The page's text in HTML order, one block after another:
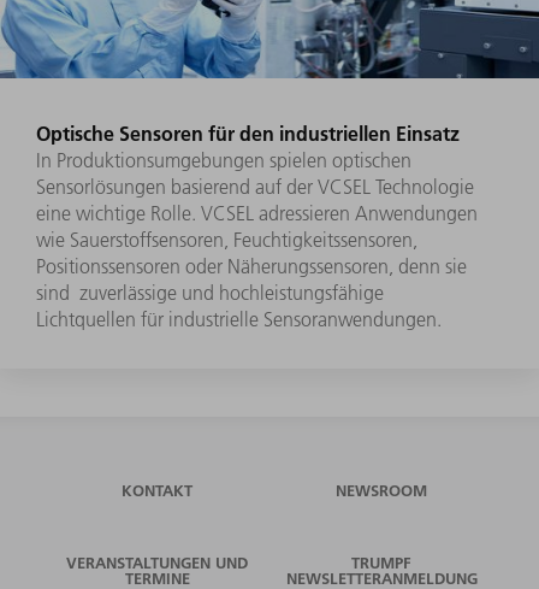
Optische Sensoren für den industriellen Einsatz
In Produktionsumgebungen spielen optischen
Sensorlösungen basierend auf der VCSEL Technologie
eine wichtige Rolle. VCSEL adressieren Anwendungen
wie Sauerstoffsensoren, Feuchtigkeitssensoren,
Positionssensoren oder Näherungssensoren, denn sie
sind zuverlässige und hochleistungsfähige
Lichtquellen für industrielle Sensoranwendungen.
KONTAKT NEWSROOM
VERANSTALTUNGEN UND
TERMINE
TRUMPF
NEWSLETTERANMELDUNG